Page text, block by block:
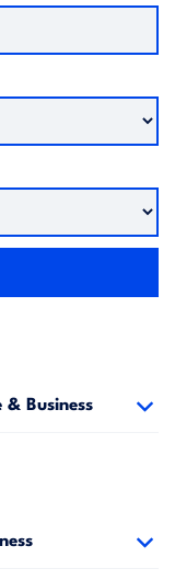
Business